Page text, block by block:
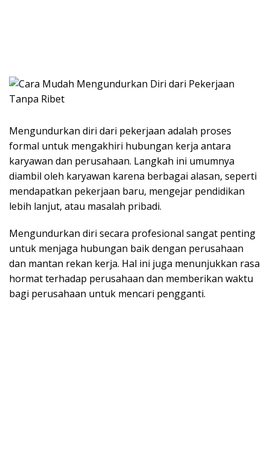
Mengundurkan diri dari pekerjaan adalah proses
formal untuk mengakhiri hubungan kerja antara
karyawan dan perusahaan. Langkah ini umumnya
diambil oleh karyawan karena berbagai alasan, seperti
mendapatkan pekerjaan baru, mengejar pendidikan
lebih lanjut, atau masalah pribadi.
Mengundurkan diri secara profesional sangat penting
untuk menjaga hubungan baik dengan perusahaan
dan mantan rekan kerja. Hal ini juga menunjukkan rasa
hormat terhadap perusahaan dan memberikan waktu
bagi perusahaan untuk mencari pengganti.